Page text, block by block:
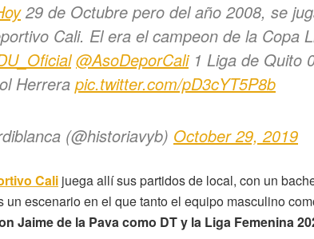
29 de Octubre pero del año 2008, se
Cali. El era el campeon de la Copa
@AsoDeporCali1 Liga de Quito
Herrera pic.twitter.com/pD3cYT5P8b
(@historiavyb) October 29, 2019
Cali juega allí sus partidos de local, con un
escenario en el que tanto el equipo masculino
Jaime de la Pava como DT y la Liga Femenina